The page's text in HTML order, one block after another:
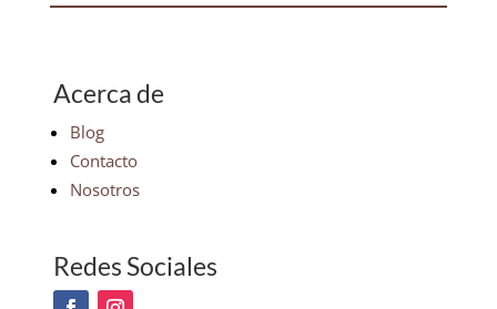
Acerca de
Blog
Contacto
Nosotros
Redes Sociales